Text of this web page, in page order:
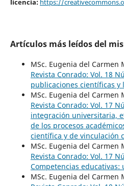
licencia: https://
Artículos más leídos del
MSc. Eugenia del Carmen
Revista Conrado: Vol. 18
publicaciones científicas y
MSc. Eugenia del Carmen
Revista Conrado: Vol. 17
integración universitaria,
de los procesos
científica y de vinculación
MSc. Eugenia del Carmen
Revista Conrado: Vol. 17
Competencias educativas:
MSc. Eugenia del Carmen